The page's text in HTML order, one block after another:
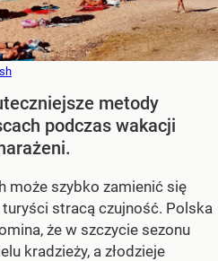
metody
podczas wakacji
może szybko zamienić się
stracą czujność. Polska
że w szczycie sezonu
kradzieży, a złodzieje